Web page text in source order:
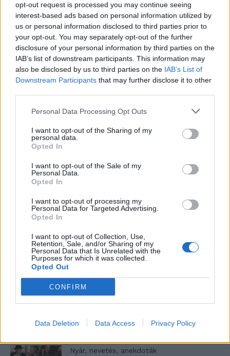
opt-out request is processed you may continue seeing
interest-based ads based on personal information utilized by
us or personal information disclosed to third parties prior to
your opt-out. You may separately opt-out of the further
disclosure of your personal information by third parties on the
IAB’s list of downstream participants. This information may
also be disclosed by us to third parties on the IAB’s List of
Downstream Participants that may further disclose it to other
Personal Data Processing Opt Outs
I want to opt-out of the Sharing of my
personal data.
Opted In
I want to opt-out of the Sale of my
Personal Data.
Opted In
I want to opt-out of processing my
Personal Data for Targeted Advertising.
Opted In
I want to opt-out of Collection, Use,
Retention, Sale, and/or Sharing of my
Personal Data that Is Unrelated with the
Purposes for which it was collected.
Opted Out
CONFIRM
Data Deletion Data Access Privacy Policy
Minka 11. rész
T. szereti a fiatal lányokat 14. rész
nőknek, amikor segítséget kérnek?
gyűjteménye
Elyna Robbs: Adéle és az örökölt árnyak
13. rész
Woody Allen megosztó zsenialitása
Nyár, nevetés, anekdoták